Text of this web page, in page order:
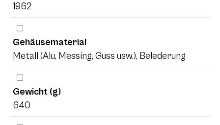
1962
Gehäusematerial
Metall (Alu, Messing, Guss usw.), Belederung
Gewicht (g)
640